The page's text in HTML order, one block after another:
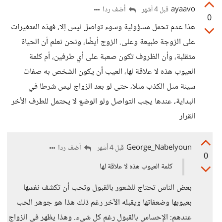
0
ayaavo قبل 4 أشهر أضف ردا
هذا عدم تحمل مسؤولية وسوء تواصل ليس إلا، فهذه المتغيرات
على الزوجة طبيعة وعلى. الزوج أيضًا، ونحن نعلم أن الحياة
متقلبة، وأن الظروف تكون صعبة على أي طرفين، أم كلمة
العيوب هذه لا علاقة لها، العيب أن يكون الشخص به صفات
سيئة مثل الكذب مثلا، حتى لو بعد الزواج ليس شرطا في
البداية، عندها يجب التواصل ولو الوضع لا يحتمل للطرف الأخر
القرار
0
George_Nabelyoun قبل 4 أشهر
أضف ردا
كلمة العيوب هذه لا علاقة لها
بعض الناس تحتاج للشعور بالقبول وتحب أن تكشف نفسها
بعيوبها وضعفاتها ويقبله الآخر رغم ذلك هذا هو جوهر الحب
عندهم: الإحساس بالقبول رغم كل شيء. وهذا يظهر في الزواج